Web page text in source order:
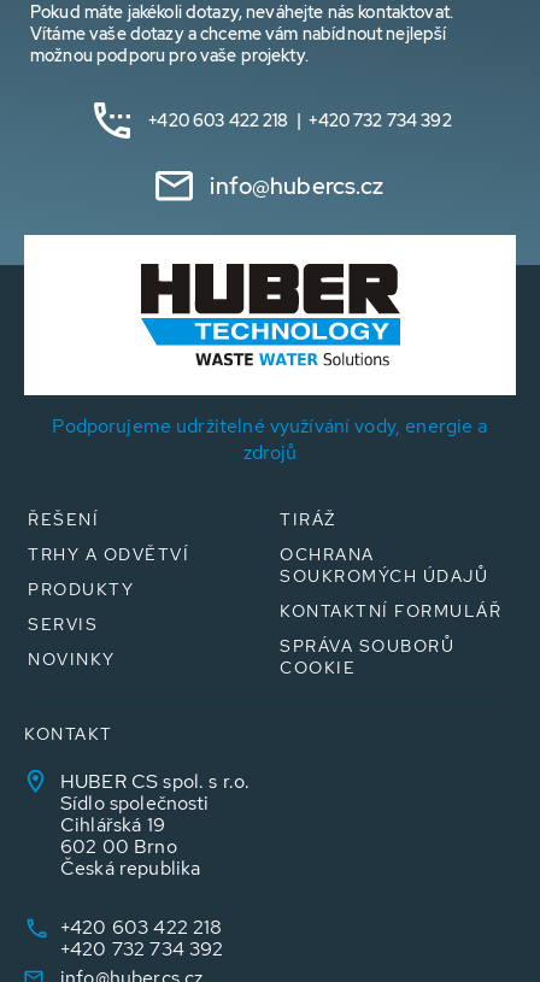
Pokud máte jakékoli dotazy, neváhejte nás kontaktovat.
Vítáme vaše dotazy a chceme vám nabídnout nejlepší
možnou podporu pro vaše projekty.
+420 603 422 218 | +420 732 734 392
info@hubercs.cz
Podporujeme udržitelné využívání vody, energie a
zdrojů
ŘEŠENÍ
TRHY A ODVĚTVÍ
PRODUKTY
SERVIS
NOVINKY
TIRÁŽ
OCHRANA
SOUKROMÝCH ÚDAJŮ
KONTAKTNÍ FORMULÁŘ
SPRÁVA SOUBORŮ
COOKIE
KONTAKT
HUBER CS spol. s r.o.
Sídlo společnosti
Cihlářská 19
602 00 Brno
Česká republika
+420 603 422 218
+420 732 734 392